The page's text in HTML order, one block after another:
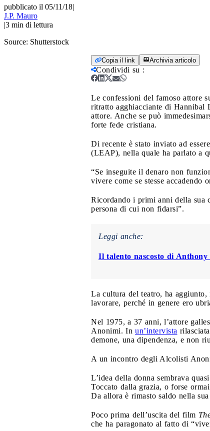
pubblicato il 05/11/18|
J.P. Mauro
|3 min di lettura
Source: Shutterstock
Copia il link Archivia articolo
Condividi su :
Le confessioni del famoso attore
ritratto agghiacciante di Hannibal
attore. Anche se può
forte fede cristiana.
Di recente è stato inviato ad
(LEAP), nella quale ha parlato a
“Se inseguite il denaro non
vivere come se stesse accadendo
Ricordando i primi anni della sua
persona di cui non fidarsi”.
Leggi anche:
Il talento nascosto di Anthony
La cultura del teatro, ha
lavorare, perché in genere ero
Nel 1975, a 37 anni, l’attore
Anonimi. In un’intervista
demone, una dipendenza, e non
A un incontro degli Alcolisti
L’idea della donna sembrava
Toccato dalla grazia, o forse
Da allora è rimasto saldo nella
Poco prima dell’uscita del film
che ha paragonato al fatto di